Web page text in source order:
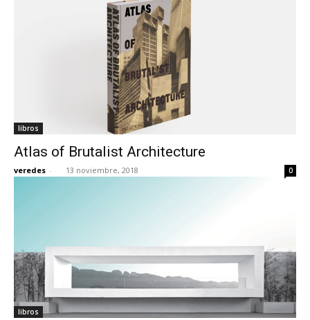
libros
Atlas of Brutalist Architecture
veredes - 13 noviembre, 2018 0
libros